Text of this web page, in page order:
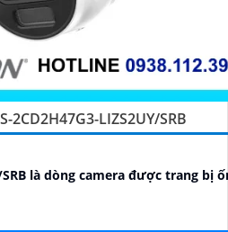
2CD2H47G3-LIZS2UY/SRB
SRB là dòng camera được trang bị